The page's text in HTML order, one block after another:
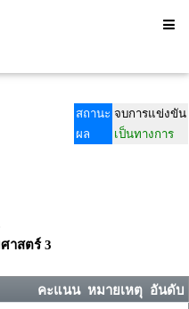
สถานะ จบการแข่งขัน
ผล
เป็นทางการ
าสตร์ 3
คะแนน หมายเหตุ อันดับ